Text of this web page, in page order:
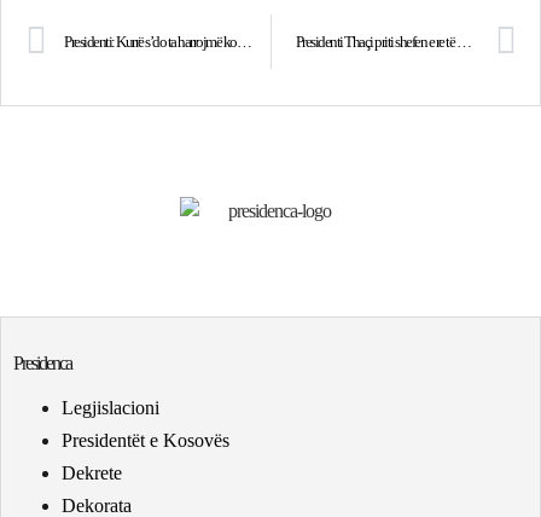
Presidenti: Kurrë s’do ta harrojmë kontributin e Francës për lirinë dhe shtetin e Kosovës Presidenti Thaçi priti shefen e re të UNDP-së, Maria Suokko
Presidenca
Legjislacioni
Presidentët e Kosovës
Dekrete
Dekorata